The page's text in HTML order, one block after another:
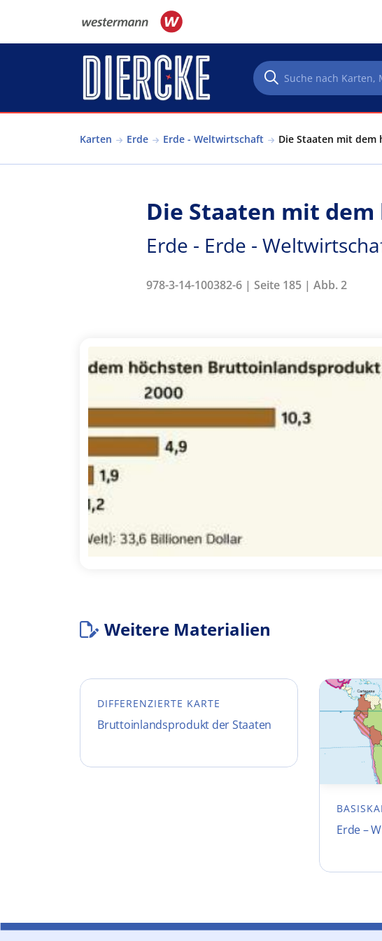
Karten Erde Erde - Weltwirtschaft Die Staaten mit
Die Staaten mit
Erde - Erde -
978-3-14-100382-6 | Seite 185 | Abb. 2
Weitere Materialien
DIFFERENZIERTE KARTE
Bruttoinlandsprodukt der Staaten
Erde –